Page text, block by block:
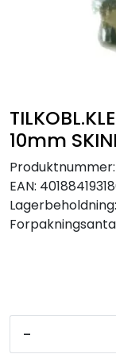
10mm
Produktnummer:
EAN:
Lagerbeholdning:
-